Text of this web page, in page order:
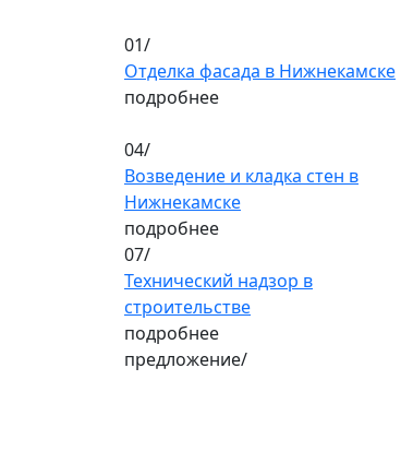
01/
Отделка фасада в Нижнекамске
подробнее
04/
Возведение и кладка стен в
Нижнекамске
подробнее
07/
Технический надзор в
строительстве
подробнее
предложение/